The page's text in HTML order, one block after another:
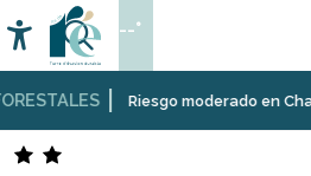
au
contenu
principal
Riesgo moderado en
Accessibilité
Buscar
--°
Página Web Estancia